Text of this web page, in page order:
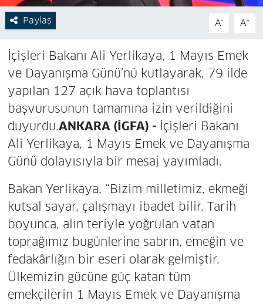
Paylaş A- A+
İçişleri Bakanı Ali Yerlikaya, 1 Mayıs Emek
ve Dayanışma Günü’nü kutlayarak, 79 ilde
yapılan 127 açık hava toplantısı
başvurusunun tamamına izin verildiğini
duyurdu.ANKARA (İGFA) - İçişleri Bakanı
Ali Yerlikaya, 1 Mayıs Emek ve Dayanışma
Günü dolayısıyla bir mesaj yayımladı.
Bakan Yerlikaya, “Bizim milletimiz, ekmeği
kutsal sayar, çalışmayı ibadet bilir. Tarih
boyunca, alın teriyle yoğrulan vatan
toprağımız bugünlerine sabrın, emeğin ve
fedakârlığın bir eseri olarak gelmiştir.
Ülkemizin gücüne güç katan tüm
emekçilerin 1 Mayıs Emek ve Dayanışma